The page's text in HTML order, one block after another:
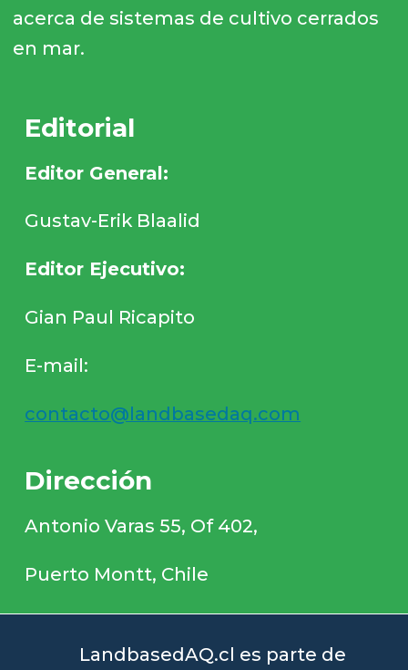
acerca de sistemas de cultivo cerrados
en mar.
Editorial
Editor General:
Gustav-Erik Blaalid
Editor Ejecutivo:
Gian Paul Ricapito
E-mail:
contacto@landbasedaq.com
Dirección
Antonio Varas 55, Of 402,
Puerto Montt, Chile
LandbasedAQ.cl es parte de